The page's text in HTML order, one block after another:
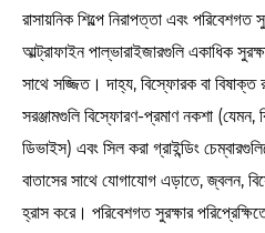
রাসায়নিক শিল্পে নিরাপত্তা এবং পরিবেশগত
আল্ট্রাফাইন পাল্ভারাইজারগুলি একাধিক
সাথে সজ্জিত। দাহ্য, বিস্ফোরক বা বিষাক্ত
সরঞ্জামগুলি বিস্ফোরণ-প্রমাণ নকশা
ডিভাইস) এবং সিল করা গ্রাইন্ডিং
বাতাসের সাথে যোগাযোগ এড়াতে, জ্বলন,
হ্রাস করে। পরিবেশগত সুরক্ষার